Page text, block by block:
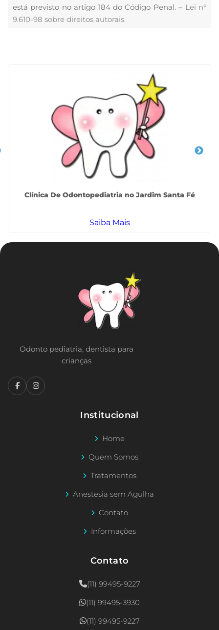
está previsto no artigo 184 do Código Penal. – Lei n°
9.610-98 sobre direitos autorais.
Clínica De Odontopediatria no Jardim Santa Fé
Saiba Mais
Odonto pediatria, dentista para
crianças
Institucional
Home
Quem Somos
Tratamentos
Anestesia sem Agulha
Contato
Informações
Contato
(11) 99495-9227
(11) 99495-3930
(11) 99495-9227